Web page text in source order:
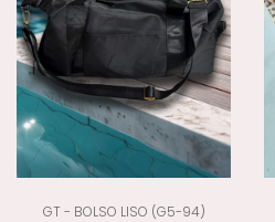
GT - BOLSO LISO (G5-94)